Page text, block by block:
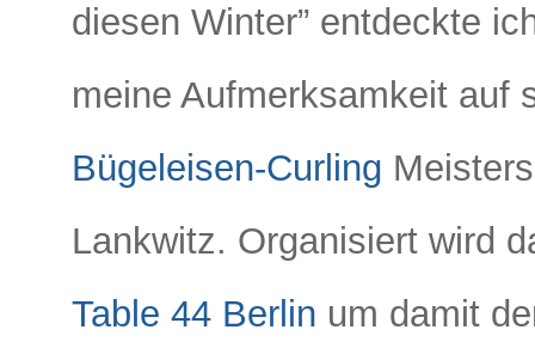
diesen Winter” entdeckte
meine Aufmerksamkeit auf
Bügeleisen-Curling
Lankwitz. Organisiert wird
Table 44 Berlin um damit